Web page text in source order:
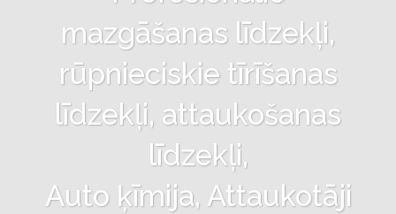
mazgāšanas līdzekļi,
rūpnieciskie tīrīšanas
līdzekļi, attaukošanas
līdzekļi,
Auto ķīmija, Attaukotāji